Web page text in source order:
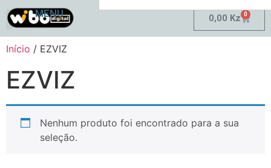
0,00 Kz 0
MENU
Início / EZVIZ
EZVIZ
Nenhum produto foi encontrado para a sua
seleção.